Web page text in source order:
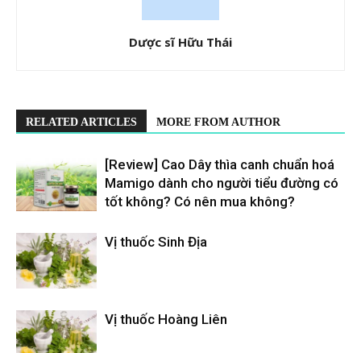
Dược sĩ Hữu Thái
RELATED ARTICLES MORE FROM AUTHOR
[Review] Cao Dây thìa canh chuẩn hoá
Mamigo dành cho người tiểu đường có
tốt không? Có nên mua không?
Vị thuốc Sinh Địa
Vị thuốc Hoàng Liên